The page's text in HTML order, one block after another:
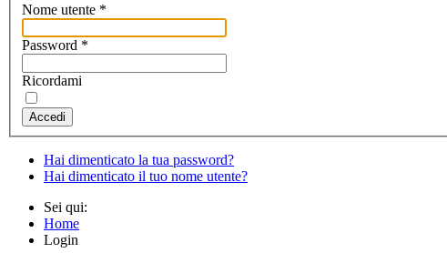
Nome utente *
Password *
Ricordami
Accedi
Hai dimenticato la tua password?
Hai dimenticato il tuo nome utente?
Sei qui:
Home
Login